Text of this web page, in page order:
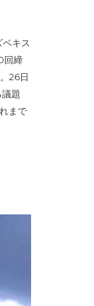
キス
回締
26日
題
まで